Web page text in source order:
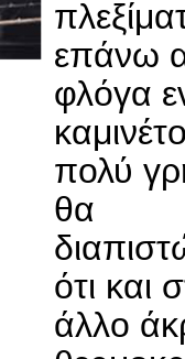
επάνω
φλόγα
πολύ
θα
ότι και
άλλο